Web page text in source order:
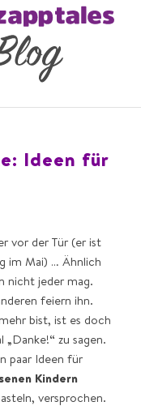
Ideen für
vor der Tür (er ist
im Mai) … Ähnlich
nicht jeder mag.
feiern ihn.
bist, ist es doch
zu sagen.
paar Ideen für
Kindern
versprochen.